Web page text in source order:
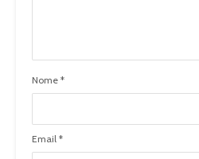
Nome *
Email *